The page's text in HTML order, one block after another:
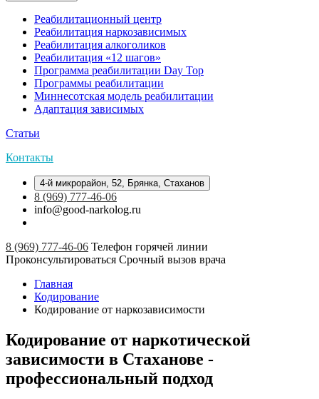
Реабилитационный центр
Реабилитация наркозависимых
Реабилитация алкоголиков
Реабилитация «12 шагов»
Программа реабилитации Day Top
Программы реабилитации
Миннесотская модель реабилитации
Адаптация зависимых
Статьи
Контакты
4-й микрорайон, 52, Брянка, Стаханов
8 (969) 777-46-06
info@good-narkolog.ru
8 (969) 777-46-06 Телефон горячей линии
Проконсультироваться Срочный вызов врача
Главная
Кодирование
Кодирование от наркозависимости
Кодирование от наркотической
зависимости в Стаханове -
профессиональный подход